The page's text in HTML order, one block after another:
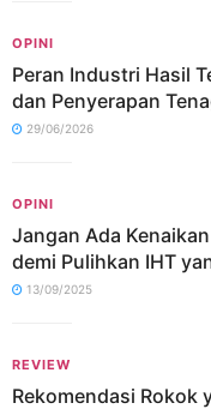
OPINI
Peran Industri Hasil
dan Penyerapan
29/06/2026
OPINI
Jangan Ada
demi Pulihkan IHT
13/09/2025
REVIEW
Rekomendasi Rokok